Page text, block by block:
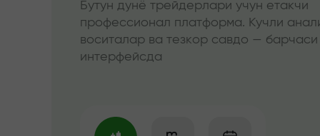
Бутун дунё трейдерлари учун етакчи
профессионал платформа. Кучли
воситалар ва тезкор савдо — барчаси
интерфейсда